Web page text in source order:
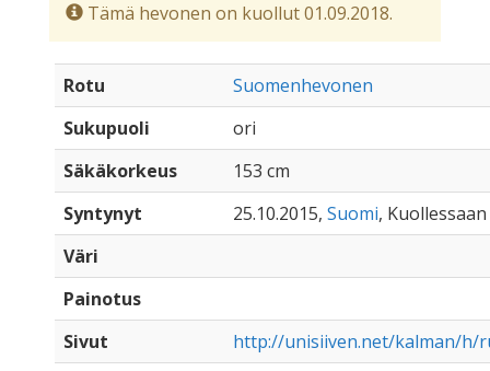
Tämä hevonen on kuollut 01.09.2018.
Rotu
Suomenhevonen
Sukupuoli
ori
Säkäkorkeus
153 cm
Syntynyt
25.10.2015, Suomi,
Väri
Painotus
Sivut
http://unisiiven.net/kalman/h/